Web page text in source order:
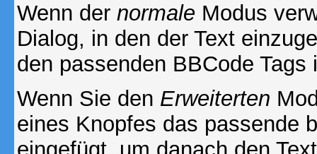
Wenn der normale Modus
Dialog, in den der Text
den passenden BBCode
Wenn Sie den Erweiterten
eines Knopfes das passende